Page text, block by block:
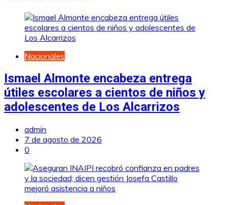
Nacionales
Ismael Almonte encabeza entrega
útiles escolares a cientos de niños y
adolescentes de Los Alcarrizos
admin
7 de agosto de 2026
0